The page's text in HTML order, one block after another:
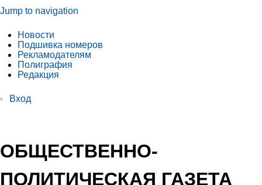
Jump to navigation
Новости
Подшивка номеров
Рекламодателям
Полиграфия
Редакция
Вход
ОБЩЕСТВЕННО-
ПОЛИТИЧЕСКАЯ ГАЗЕТА